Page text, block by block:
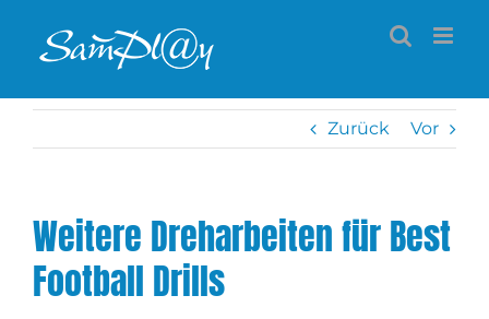
Inhalt
Zurück Vor
Weitere Dreharbeiten für Best
Football Drills